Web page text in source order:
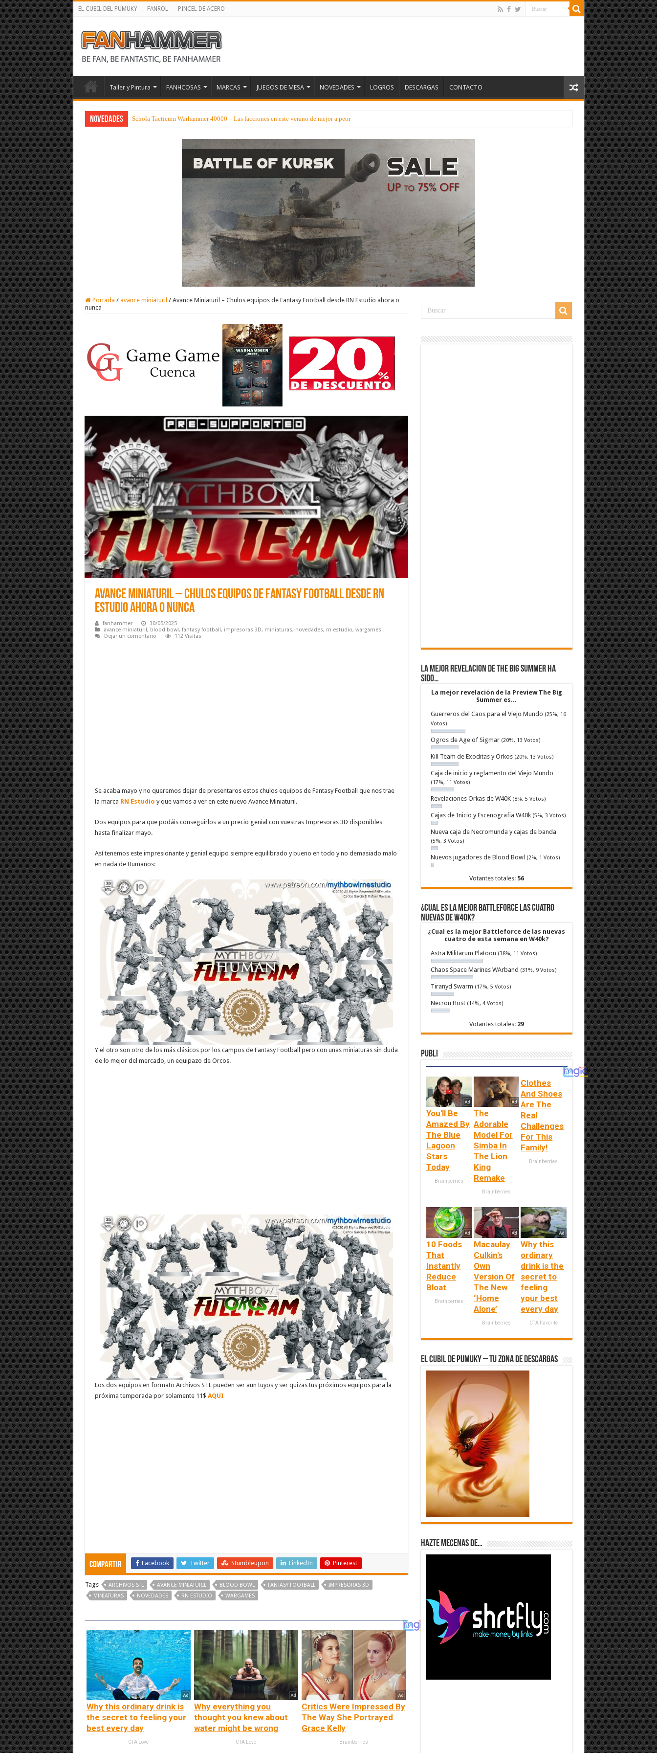
EL CUBIL DEL PUMUKY FANROL PINCEL DE ACERO
Taller y Pintura FANHCOSAS MARCAS JUEGOS DE MESA NOVEDADES LOGROS DESCARGAS CONTACTO
NOVEDADES Schola Tacticum Warhammer 40000 – Las facciones en este verano de mejor a peor
Portada / avance miniaturil / Avance Miniaturil – Chulos equipos de Fantasy Football desde RN Estudio ahora o
nunca
Avance Miniaturil – Chulos equipos de Fantasy Football desde RN
Estudio ahora o nunca
fanhammer
30/05/2025
avance miniaturil , blood bowl , fantasy football , impresoras 3D, miniaturas, novedades, rn estudio, wargames
Dejar un comentario
112 Visitas
Se acaba mayo y no queremos dejar de presentaros estos chulos equipos de Fantasy Football que nos trae
la marca RN Estudio y que vamos a ver en este nuevo Avance Miniaturil.
Dos equipos para que podáis conseguirlos a un precio genial con vuestras Impresoras 3D disponibles
hasta finalizar mayo.
Así tenemos este impresionante y genial equipo siempre equilibrado y bueno en todo y no demasiado malo
en nada de Humanos:
Y el otro son otro de los más clásicos por los campos de Fantasy Football pero con unas miniaturas sin duda
de lo mejor del mercado, un equipazo de Orcos.
Los dos equipos en formato Archivos STL pueden ser aun tuyos y ser quizas tus próximos equipos para la
próxima temporada por solamente 11$ AQUI
Compartir Facebook Twitter Stumbleupon LinkedIn Pinterest
Tags ARCHIVOS STL AVANCE MINIATURIL BLOOD BOWL FANTASY FOOTBALL
IMPRESORAS 3D
MINIATURAS
NOVEDADES RN ESTUDIO WARGAMES
Why this ordinary drink is
the secret to feeling your
best every day
CTA Love
Why everything you
thought you knew about
water might be wrong
CTA Love
Critics Were Impressed By
The Way She Portrayed
Grace Kelly
Brainberries
La mejor revelacion de The Big Summer ha
sido…
La mejor revelación de la Preview The Big
Summer es...
Guerreros del Caos para el Viejo Mundo (25%, 16
Votos)
Ogros de Age of Sigmar (20%, 13 Votos)
Kill Team de Exoditas y Orkos (20%, 13 Votos)
Caja de inicio y reglamento del Viejo Mundo
(17%, 11 Votos)
Revelaciones Orkas de W40K (8%, 5 Votos)
Cajas de Inicio y Escenografia W40k (5%, 3 Votos)
Nueva caja de Necromunda y cajas de banda
(5%, 3 Votos)
Nuevos jugadores de Blood Bowl (2%, 1 Votos)
Votantes totales: 56
¿Cual es la mejor Battleforce las cuatro
nuevas de W40k?
¿Cual es la mejor Battleforce de las nuevas
cuatro de esta semana en W40k?
Astra Militarum Platoon (38%, 11 Votos)
Chaos Space Marines WArband (31%, 9 Votos)
Tiranyd Swarm (17%, 5 Votos)
Necron Host (14%, 4 Votos)
Votantes totales: 29
Publi
You'll Be
Amazed By
The Blue
Lagoon
Stars
Today
Brainberries
The
Adorable
Model For
Simba In
The Lion
King
Remake
Brainberries
Clothes
And Shoes
Are The
Real
Challenges
For This
Family!
Brainberries
10 Foods
That
Instantly
Reduce
Bloat
Brainberries
Macaulay
Culkin's
Own
Version Of
The New
‘Home
Alone’
Brainberries
Why this
ordinary
drink is the
secret to
feeling
your best
every day
CTA Favorite
El Cubil de Pumuky – Tu zona de Descargas
Hazte Mecenas de…